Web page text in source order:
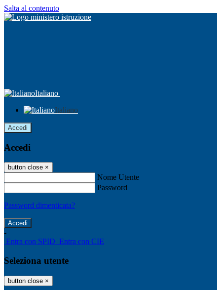
Salta al contenuto
Italiano
Italiano
Accedi
Accedi
button close ×
Nome Utente
Password
Password dimenticata?
-
Entra con SPID Entra con CIE
Seleziona utente
button close ×